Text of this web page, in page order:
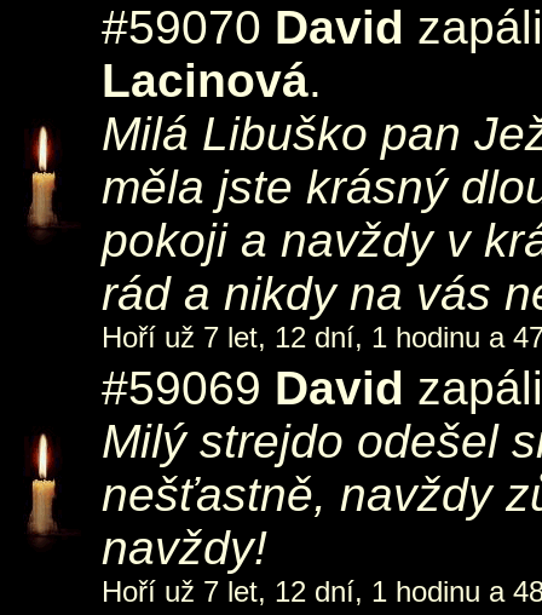
#59070 David
Lacinová.
Milá Libuško pan
měla jste krásný
pokoji a navždy v
rád a nikdy na vás
Hoří už 7 let, 12 dní, 1 hodinu a
#59069 David
Milý strejdo odešel
nešťastně, navždy
navždy!
Hoří už 7 let, 12 dní, 1 hodinu a